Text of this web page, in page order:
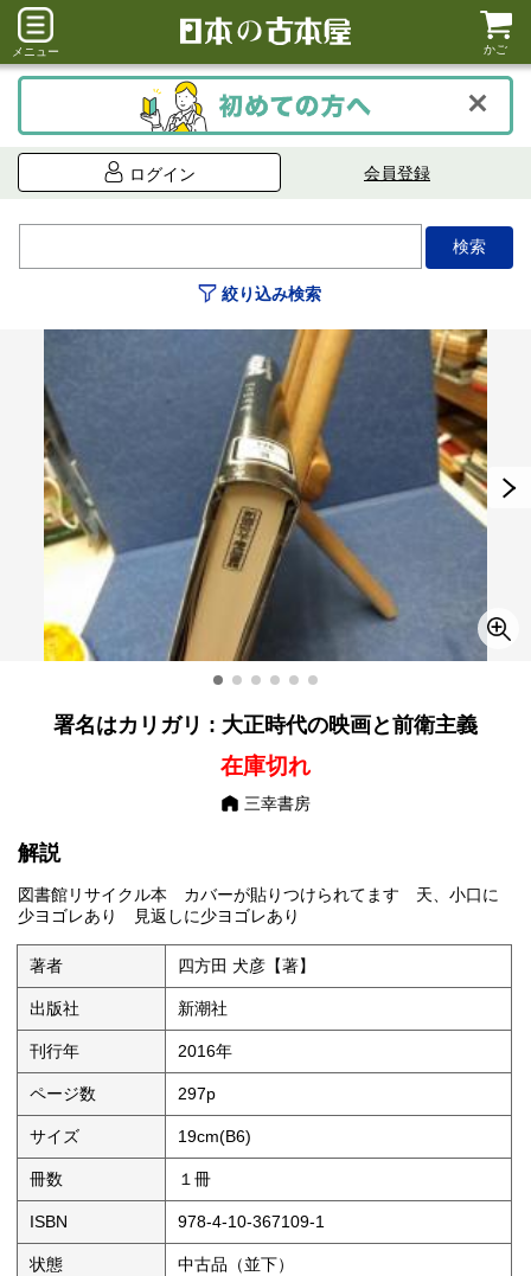
メニュー かご
ログイン 会員登録
絞り込み検索
署名はカリガリ : 大正時代の映画と前衛主義
在庫切れ
三幸書房
解説
図書館リサイクル本 カバーが貼りつけられてます 天、小口に
少ヨゴレあり 見返しに少ヨゴレあり
著者 四方田 犬彦【著】
出版社 新潮社
刊行年 2016年
ページ数 297p
サイズ 19cm(B6)
冊数 １冊
ISBN 978-4-10-367109-1
状態 中古品（並下）